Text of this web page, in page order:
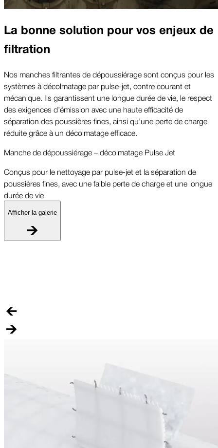
La bonne solution pour vos enjeux de
filtration
Nos manches filtrantes de dépoussiérage sont conçus pour les
systèmes à décolmatage par pulse-jet, contre courant et
mécanique. Ils garantissent une longue durée de vie, le respect
des exigences d’émission avec une haute efficacité de
séparation des poussières fines, ainsi qu’une perte de charge
réduite grâce à un décolmatage efficace.
Manche de dépoussiérage – décolmatage Pulse Jet
Conçus pour le nettoyage par pulse-jet et la séparation de
poussières fines, avec une faible perte de charge et une longue
durée de vie
Afficher la galerie